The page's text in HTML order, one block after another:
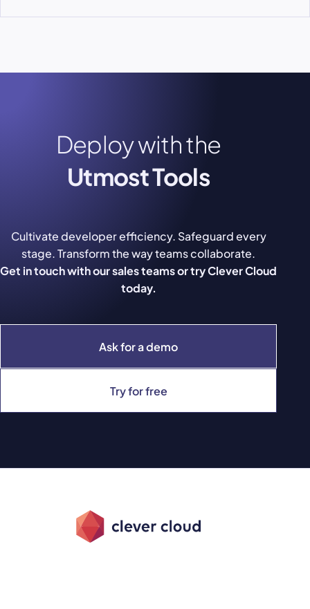
Deploy with the
Utmost Tools
Ask for a demo
Try for free
Cultivate developer efficiency. Safeguard every
stage. Transform the way teams collaborate.
Get in touch with our sales teams or try Clever Cloud
today.